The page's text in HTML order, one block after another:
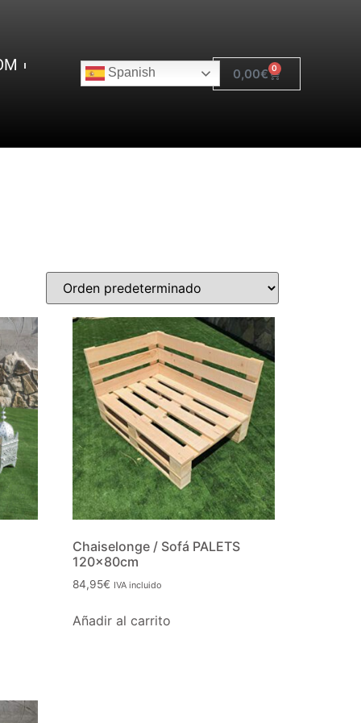
Spanish 0,00€ 0
Chaiselonge / Sofá PALETS
120x80cm
84,95€ IVA incluido
Añadir al carrito